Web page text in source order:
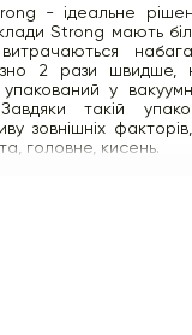
- ідеальне
Strong мають
2 рази швидше,
у
такій
зовнішніх
головне, кисень.
призначений для
час якої він: